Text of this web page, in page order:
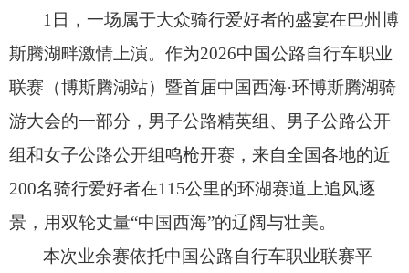
1日，一场属于大众骑行爱好者的盛宴在巴州博
斯腾湖畔激情上演。 作为2026中国公路自行车职业
联赛（博斯腾湖站）暨首届中国西海·环博斯腾湖骑
游大会的一部分， 男子公路精英组、 男子公路公开
组和女子公路公开组鸣枪开赛， 来自全国各地的近
200名骑行爱好者在115公里的环湖赛道上追风逐
景， 用双轮丈量“中国西海”的辽阔与壮美。
本次业余赛依托中国公路自行车职业联赛平